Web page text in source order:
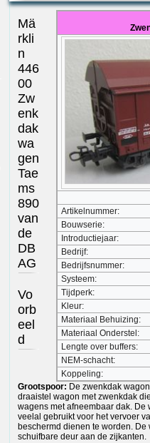
Artikelnummer:
Bouwserie:
Introductiejaar:
Bedrijf:
Bedrijfsnummer:
Systeem:
Tijdperk:
Kleur:
Materiaal Behuizing:
Materiaal Onderstel:
Lengte over buffers:
NEM-schacht:
Koppeling:
Mä
rkli
n
446
00
Zw
enk
dak
wa
gen
Tae
ms
890
van
de
DB
AG
Vo
orb
eel
d
Grootspoor: De zwenkdak
draaistel wagon met zwenkdak
wagens met afneembaar dak. De
veelal gebruikt voor het vervoer
beschermd dienen te worden.
schuifbare deur aan de zijkanten.